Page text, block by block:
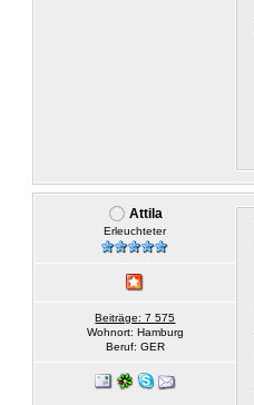
Attila
Erleuchteter
Beiträge: 7 575
Wohnort: Hamburg
Beruf: GER